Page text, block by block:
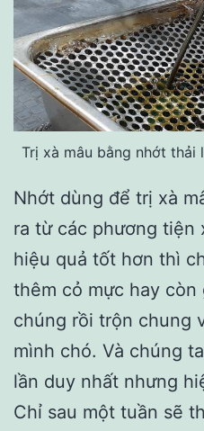
Trị xà mâu bằng nhớt thải
Nhớt dùng để trị xà
ra từ các phương tiện
hiệu quả tốt hơn thì
thêm cỏ mực hay
chúng rồi trộn chung
mình chó. Và chúng
lần duy nhất nhưng
Chỉ sau một tuần sẽ